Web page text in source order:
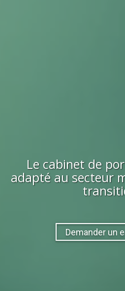
Le cabinet de
adapté au secteur
Demander un